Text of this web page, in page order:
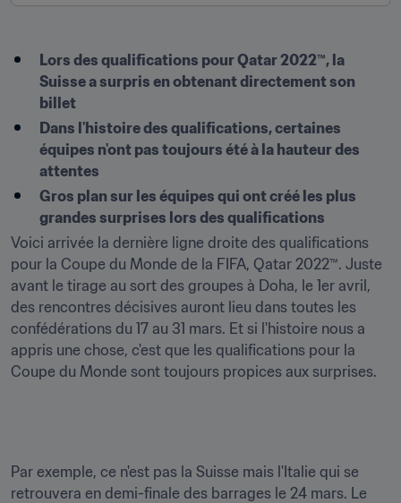
Lors des qualifications pour Qatar 2022™, la
Suisse a surpris en obtenant directement son
billet
Dans l'histoire des qualifications, certaines
équipes n'ont pas toujours été à la hauteur des
attentes
Gros plan sur les équipes qui ont créé les plus
grandes surprises lors des qualifications
Voici arrivée la dernière ligne droite des qualifications
pour la Coupe du Monde de la FIFA, Qatar 2022™. Juste
avant le tirage au sort des groupes à Doha, le 1er avril,
des rencontres décisives auront lieu dans toutes les
confédérations du 17 au 31 mars. Et si l'histoire nous a
appris une chose, c'est que les qualifications pour la
Coupe du Monde sont toujours propices aux surprises.
Par exemple, ce n'est pas la Suisse mais l'Italie qui se
retrouvera en demi-finale des barrages le 24 mars. Le